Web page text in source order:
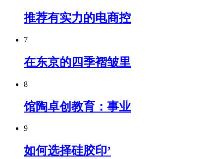
推荐有实力的电商控
7
在东京的四季褶皱里
8
馆陶卓创教育：事业
9
如何选择硅胶印’